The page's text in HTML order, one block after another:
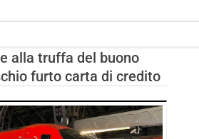
alla truffa del buono
furto carta di credito